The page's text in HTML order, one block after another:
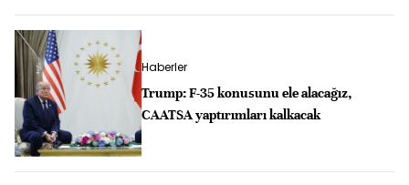
Haberler
Trump: F-35 konusunu ele alacağız,
CAATSA yaptırımları kalkacak